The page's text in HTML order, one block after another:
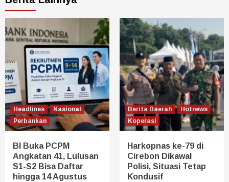
Headlines
Nasional
Perbankan
BI Buka PCPM
Angkatan 41, Lulusan
S1-S2 Bisa Daftar
hingga 14 Agustus
Berita Daerah
Hotnews
Koperasi
Harkopnas ke-79 di
Cirebon Dikawal
Polisi, Situasi Tetap
Kondusif